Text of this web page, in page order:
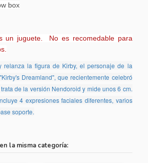
box
un juguete. No es recomedable para
relanza la figura de Kirby, el personaje de la
Dreamland", que recientemente celebró
de la versión Nendoroid y mide unos 6 cm.
4 expresiones faciales diferentes, varios
soporte.
la misma categoría: